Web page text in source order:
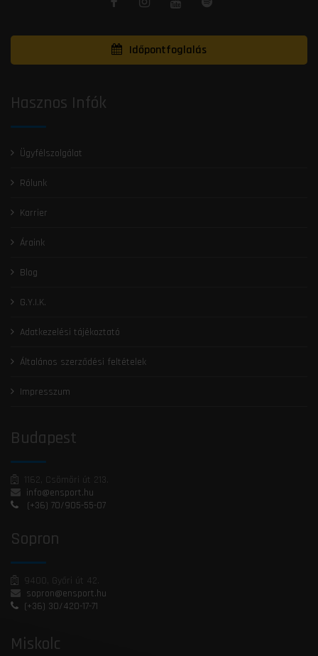
Időpontfoglalás
Hasznos Infók
Ügyfélszolgálat
Rólunk
Karrier
Áraink
Blog
G.Y.I.K.
Adatkezelési tájékoztató
Általános szerződési feltételek
Impresszum
Budapest
1162, Csömöri út 213.
info@ensport.hu
(+36) 70/905-55-07
Sopron
9400, Győri út 42.
sopron@ensport.hu
(+36) 30/420-17-71
Miskolc